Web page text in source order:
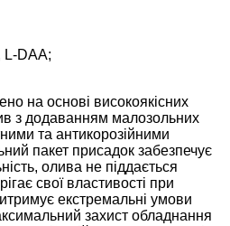
DAA;
на основі високоякісних
з додаванням малозольних
та антикорозійними
пакет присадок забезпечує
олива не піддається
свої властивості при
екстремальні умови
захист обладнання